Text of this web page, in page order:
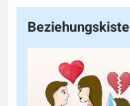
Beziehungskiste